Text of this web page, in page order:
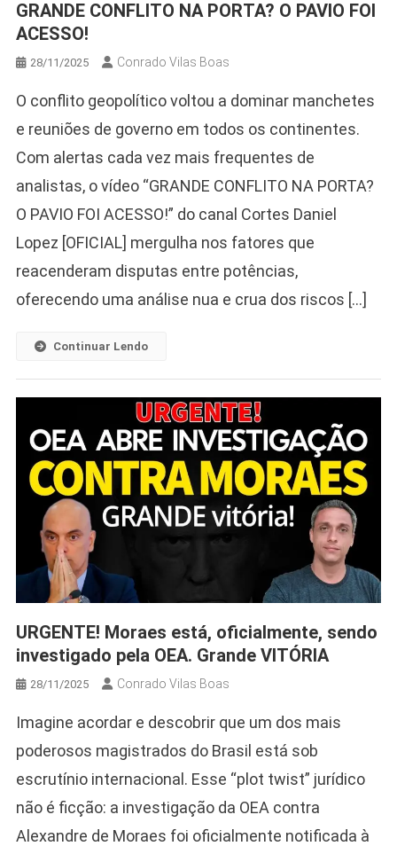
GRANDE CONFLITO NA PORTA? O PAVIO FOI
ACESSO!
28/11/2025 Conrado Vilas Boas
O conflito geopolítico voltou a dominar manchetes
e reuniões de governo em todos os continentes.
Com alertas cada vez mais frequentes de
analistas, o vídeo “GRANDE CONFLITO NA PORTA?
O PAVIO FOI ACESSO!” do canal Cortes Daniel
Lopez [OFICIAL] mergulha nos fatores que
reacenderam disputas entre potências,
oferecendo uma análise nua e crua dos riscos […]
Continuar Lendo
URGENTE! Moraes está, oficialmente, sendo
investigado pela OEA. Grande VITÓRIA
28/11/2025 Conrado Vilas Boas
Imagine acordar e descobrir que um dos mais
poderosos magistrados do Brasil está sob
escrutínio internacional. Esse “plot twist” jurídico
não é ficção: a investigação da OEA contra
Alexandre de Moraes foi oficialmente notificada à